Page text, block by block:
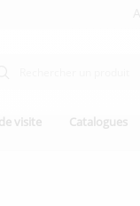
visite Catalogues